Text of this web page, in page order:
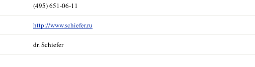
(495) 651-06-11
http://www.schiefer.ru
dr. Schiefer